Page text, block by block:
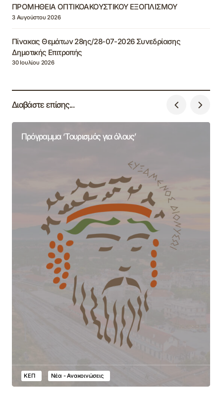
ΠΡΟΜΗΘΕΙΑ ΟΠΤΙΚΟΑΚΟΥΣΤΙΚΟΥ ΕΞΟΠΛΙΣΜΟΥ
3 Αυγούστου 2026
Πίνακας Θεμάτων 28ης/28-07-2026 Συνεδρίασης
Δημοτικής Επιτροπής
30 Ιουλίου 2026
Διαβάστε επίσης...
Πρόγραμμα ‘Τουρισμός για όλους’
ΚΕΠ Νέα - Ανακοινώσεις